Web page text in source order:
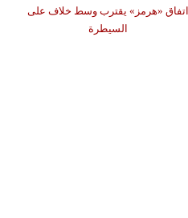
اتفاق «هرمز» يقترب وسط خلاف على
السيطرة